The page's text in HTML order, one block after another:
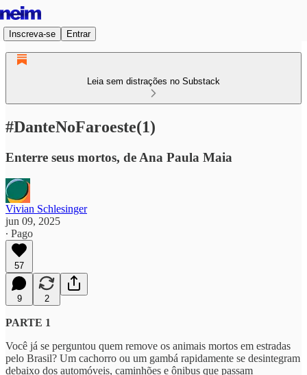
Inscreva-se Entrar
Leia sem distrações no Substack
#DanteNoFaroeste(1)
Enterre seus mortos, de Ana Paula Maia
Vivian Schlesinger
jun 09, 2025
∙ Pago
57
9 2
PARTE 1
Você já se perguntou quem remove os animais mortos em estradas
pelo Brasil? Um cachorro ou um gambá rapidamente se desintegram
debaixo dos automóveis, caminhões e ônibus que passam